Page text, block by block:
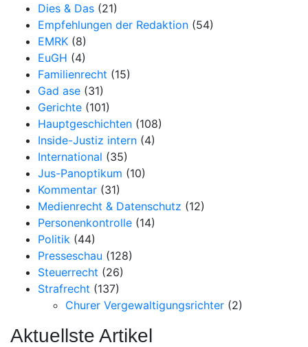
Dies & Das (21)
Empfehlungen der Redaktion (54)
EMRK (8)
EuGH (4)
Familienrecht (15)
Gad ase (31)
Gerichte (101)
Hauptgeschichten (108)
Inside-Justiz intern (4)
International (35)
Jus-Panoptikum (10)
Kommentar (31)
Medienrecht & Datenschutz (12)
Personenkontrolle (14)
Politik (44)
Presseschau (128)
Steuerrecht (26)
Strafrecht (137)
Churer Vergewaltigungsrichter (2)
Aktuellste Artikel